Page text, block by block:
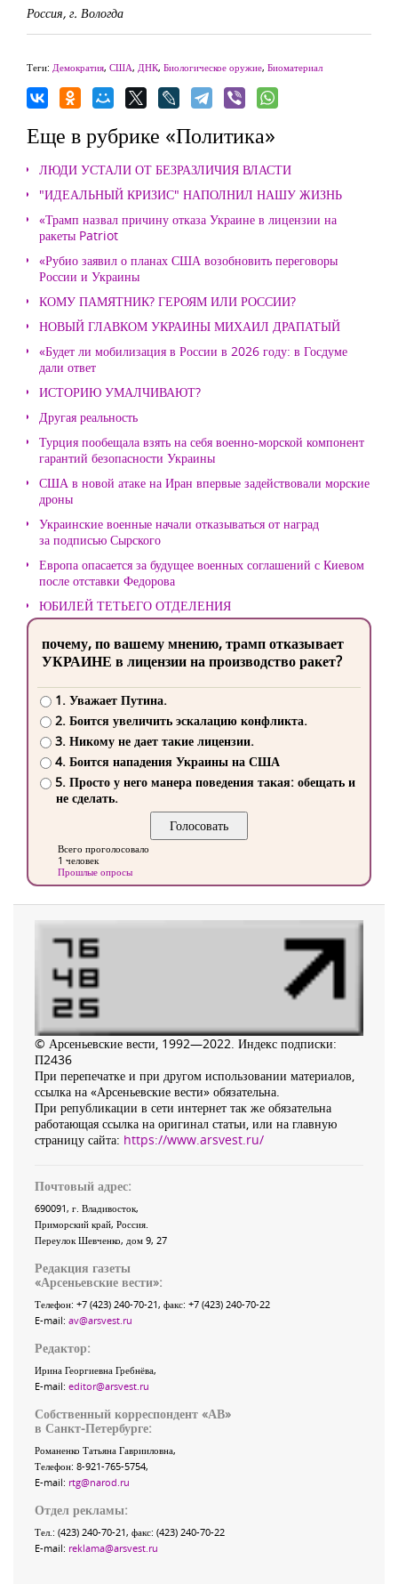
Россия, г. Вологда
Теги: Демократия, США, ДНК, Биологическое оружие, Биоматериал
Еще в рубрике «Политика»
ЛЮДИ УСТАЛИ ОТ БЕЗРАЗЛИЧИЯ ВЛАСТИ
"ИДЕАЛЬНЫЙ КРИЗИС" НАПОЛНИЛ НАШУ ЖИЗНЬ
«Трамп назвал причину отказа Украине в лицензии на
ракеты Patriot
«Рубио заявил о планах США возобновить переговоры
России и Украины
КОМУ ПАМЯТНИК? ГЕРОЯМ ИЛИ РОССИИ?
НОВЫЙ ГЛАВКОМ УКРАИНЫ МИХАИЛ ДРАПАТЫЙ
«Будет ли мобилизация в России в 2026 году: в Госдуме
дали ответ
ИСТОРИЮ УМАЛЧИВАЮТ?
Другая реальность
Турция пообещала взять на себя военно-морской компонент
гарантий безопасности Украины
США в новой атаке на Иран впервые задействовали морские
дроны
Украинские военные начали отказываться от наград
за подписью Сырского
Европа опасается за будущее военных соглашений с Киевом
после отставки Федорова
ЮБИЛЕЙ ТЕТЬЕГО ОТДЕЛЕНИЯ
почему, по вашему мнению, трамп отказывает
УКРАИНЕ в лицензии на производство ракет?
1. Уважает Путина.
2. Боится увеличить эскалацию конфликта.
3. Никому не дает такие лицензии.
4. Боится нападения Украины на США
5. Просто у него манера поведения такая: обещать и
не сделать.
Всего проголосовало
1 человек
Прошлые опросы
© Арсеньевские вести, 1992—2022. Индекс подписки:
П2436
При перепечатке и при другом использовании материалов,
ссылка на «Арсеньевские вести» обязательна.
При републикации в сети интернет так же обязательна
работающая ссылка на оригинал статьи, или на главную
страницу сайта: https://www.arsvest.ru/
Почтовый адрес:
690091, г. Владивосток,
Приморский край, Россия
Переулок Шевченко, дом 9, 27
Редакция газеты
«Арсеньевские вести»:
Телефон: +7 (423) 240-70-21, факс: +7 (423) 240-70-22
E-mail: av@arsvest.ru
Редактор:
Ирина Георгиевна Гребнёва,
E-mail: editor@arsvest.ru
Собственный корреспондент «АВ»
в Санкт-Петербурге:
Романенко Татьяна Гаврииловна,
Телефон: 8-921-765-5754,
E-mail: rtg@narod.ru
Отдел рекламы:
Тел.: (423) 240-70-21, факс: (423) 240-70-22
E-mail: reklama@arsvest.ru